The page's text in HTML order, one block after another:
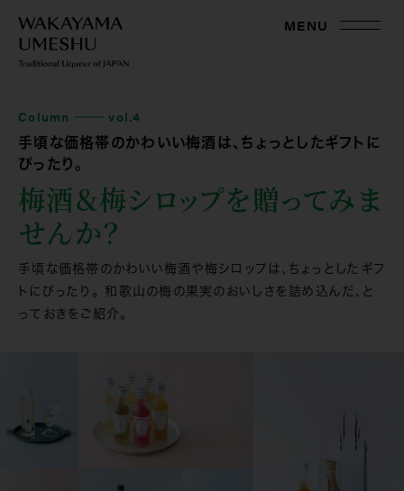
MENU
Column vol.4
手頃な価格帯のかわいい梅酒は、ちょっとしたギフトに
ぴったり。
梅酒＆梅シロップを贈ってみま
せんか？
手頃な価格帯のかわいい梅酒や梅シロップは、ちょっとしたギフ
トにぴったり。 和歌山の梅の果実のおいしさを詰め込んだ、と
っておきをご紹介。